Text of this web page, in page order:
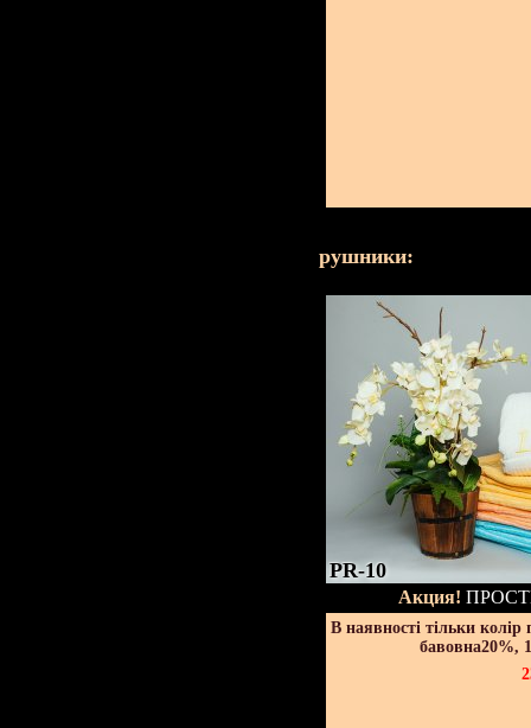
рушники:
PR-10
Акция!
В наявності тільки
бавовна20%,